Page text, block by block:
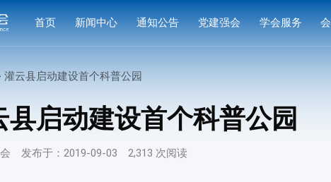
首页 新闻中心
会议活动
赛事活动
通知公告
结果公示
党建强会 学会服务
成果评价
灌云县启动建设首个科普公园
县启动建设首个科普公园
发布于：2019-09-03 2,313 次阅读